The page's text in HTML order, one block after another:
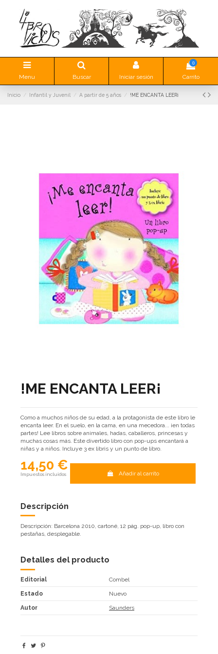
Menu Buscar Iniciar sesión
0
Carrito
Inicio Infantil y Juvenil A partir de 5 años !ME ENCANTA LEER¡
!ME ENCANTA LEER¡
Como a muchos niños de su edad, a la protagonista de este libro le
encanta leer. En el suelo, en la cama, en una mecedora... ¡en todas
partes! Lee libros sobre animales, hadas, caballeros, princesas y
muchas cosas más. Este divertido libro con pop-ups encantará a
niñas y a niños. Incluye 3 ex libris y un punto de libro.
14,50 €
Impuestos incluidos Añadir al carrito
Descripción
Descripción: Barcelona 2010, cartoné, 12 pág. pop-up, libro con
pestañas, desplegable.
Detalles del producto
Editorial Combel
Estado Nuevo
Autor Saunders